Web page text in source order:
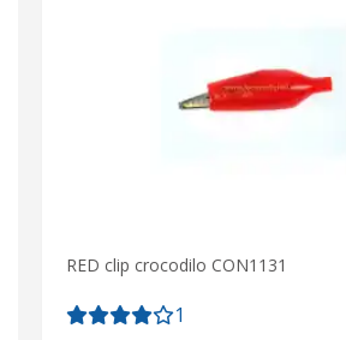
RED clip crocodilo CON1131
1